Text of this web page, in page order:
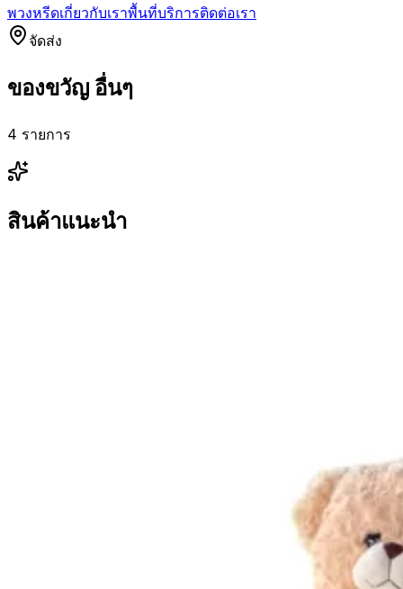
พวงหรีดเกี่ยวกับเราพื้นที่บริการติดต่อเรา
จัดส่ง
ของขวัญ อื่นๆ
4 รายการ
สินค้าแนะนำ